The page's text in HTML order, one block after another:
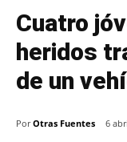
Cuatro
heridos
de un
Por Otras Fuentes 6